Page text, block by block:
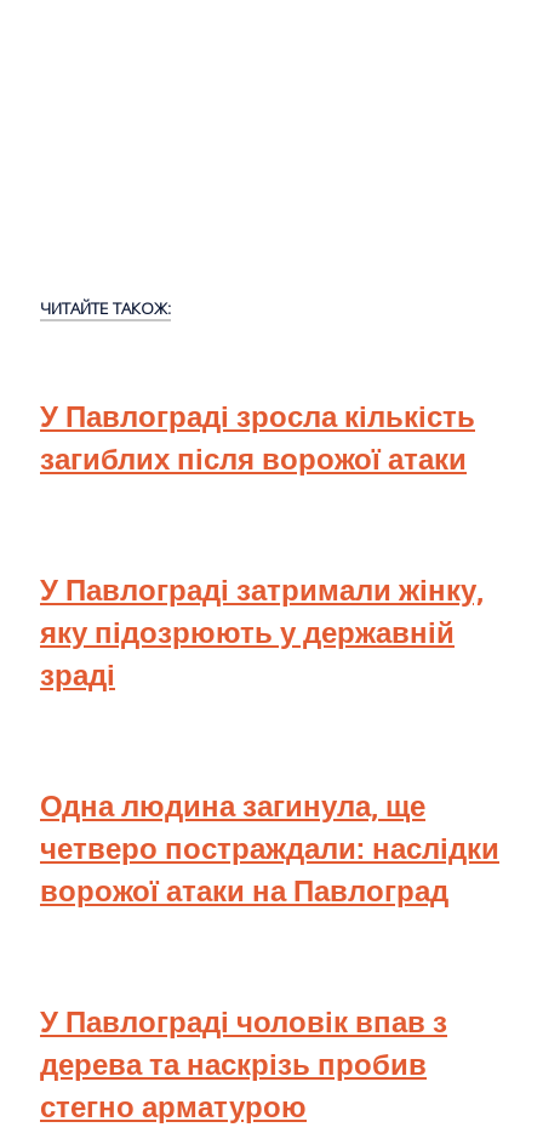
ЧИТАЙТЕ ТАКОЖ:
У Павлограді зросла кількість
загиблих після ворожої атаки
У Павлограді затримали жінку,
яку підозрюють у державній
зраді
Одна людина загинула, ще
четверо постраждали: наслідки
ворожої атаки на Павлоград
У Павлограді чоловік впав з
дерева та наскрізь пробив
стегно арматурою